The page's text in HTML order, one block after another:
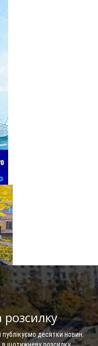
розсилку
десятки новин.